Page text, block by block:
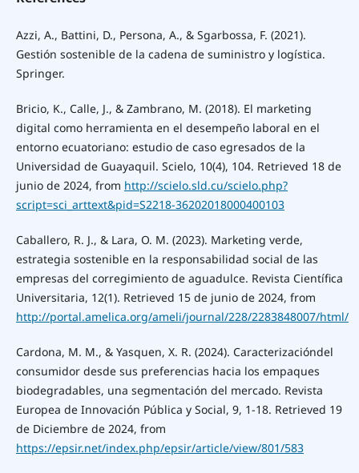
Azzi, A., Battini, D., Persona, A., & Sgarbossa, F. (2021).
Gestión sostenible de la cadena de suministro y logística.
Springer.
Bricio, K., Calle, J., & Zambrano, M. (2018). El marketing
digital como herramienta en el desempeño laboral en el
entorno ecuatoriano: estudio de caso egresados de la
Universidad de Guayaquil. Scielo, 10(4), 104. Retrieved 18 de
junio de 2024, from http://scielo.sld.cu/scielo.php?
script=sci_arttext&pid=S2218-36202018000400103
Caballero, R. J., & Lara, O. M. (2023). Marketing verde,
estrategia sostenible en la responsabilidad social de las
empresas del corregimiento de aguadulce. Revista Científica
Universitaria, 12(1). Retrieved 15 de junio de 2024, from
http://portal.amelica.org/ameli/journal/228/2283848007/html/
Cardona, M. M., & Yasquen, X. R. (2024). Caracterizacióndel
consumidor desde sus preferencias hacia los empaques
biodegradables, una segmentación del mercado. Revista
Europea de Innovación Pública y Social, 9, 1-18. Retrieved 19
de Diciembre de 2024, from
https://epsir.net/index.php/epsir/article/view/801/583